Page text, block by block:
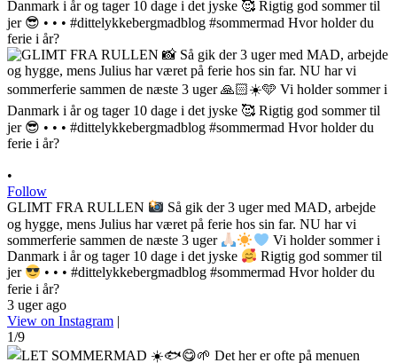
•
Follow
GLIMT FRA RULLEN
Så gik der 3 uger med MAD, arbejde
og hygge, mens Julius har været på ferie hos sin far. NU har vi
sommerferie sammen de næste 3 uger
Vi holder sommer i
Danmark i år og tager 10 dage i det jyske
Rigtig god sommer til
jer
• • • #dittelykkebergmadblog #sommermad Hvor holder du
ferie i år?
3 uger ago
View on Instagram |
1/9